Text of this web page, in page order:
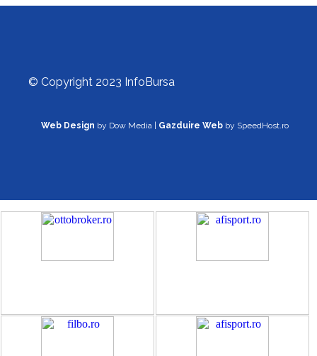
© Copyright 2023 InfoBursa
Web Design by Dow Media | Gazduire Web by SpeedHost.ro